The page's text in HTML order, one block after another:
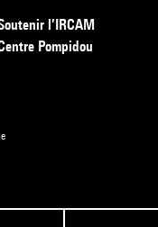
l’IRCAM
Pompidou